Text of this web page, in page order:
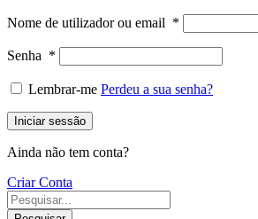
Nome de utilizador ou email *
Senha *
Lembrar-me Perdeu a sua senha?
Iniciar sessão
Ainda não tem conta?
Criar Conta